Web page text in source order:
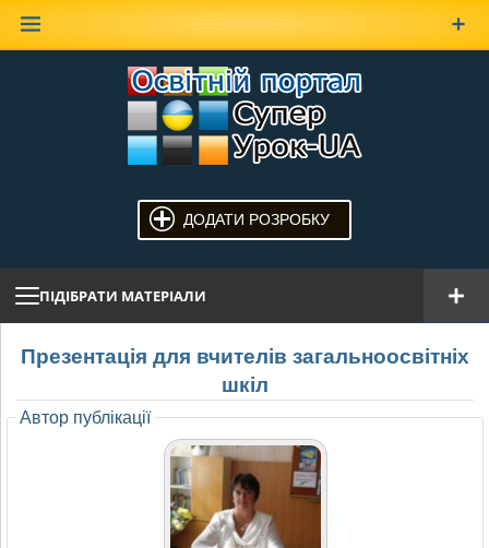
ДОДАТИ РОЗРОБКУ
ПІДІБРАТИ МАТЕРІАЛИ
Презентація для вчителів загальноосвітніх
шкіл
Автор публікації